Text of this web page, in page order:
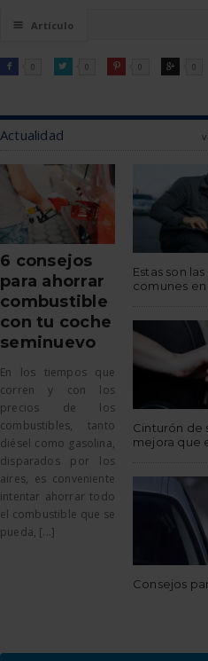
☰ Artículo

FACEBOOK
0 
TWITTER0 
PINTEREST
0 
GOOGLE0
Actualidad
6 consejos
para ahorrar
combustible
con tu coche
seminuevo
En los tiempos que
corren y con los
precios de los
combustibles, tanto
diésel como gasolina,
disparados por los
aires, es conveniente
intentar ahorrar todo
el combustible que se
pueda, [...]
Estas son
comunes
Cinturón de
mejora que
Consejos